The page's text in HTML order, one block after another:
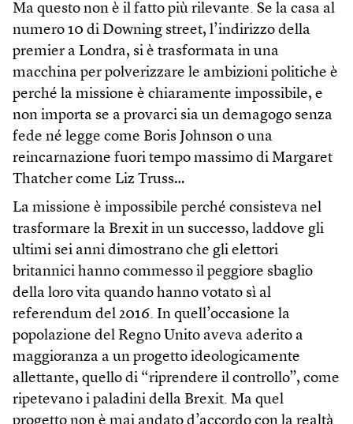
Ma questo non è il fatto più rilevante. Se la casa al
numero 10 di Downing street, l’indirizzo della
premier a Londra, si è trasformata in una
macchina per polverizzare le ambizioni politiche è
perché la missione è chiaramente impossibile, e
non importa se a provarci sia un demagogo senza
fede né legge come Boris Johnson o una
reincarnazione fuori tempo massimo di Margaret
Thatcher come Liz Truss…
La missione è impossibile perché consisteva nel
trasformare la Brexit in un successo, laddove gli
ultimi sei anni dimostrano che gli elettori
britannici hanno commesso il peggiore sbaglio
della loro vita quando hanno votato sì al
referendum del 2016. In quell’occasione la
popolazione del Regno Unito aveva aderito a
maggioranza a un progetto ideologicamente
allettante, quello di “riprendere il controllo”, come
ripetevano i paladini della Brexit. Ma quel
progetto non è mai andato d’accordo con la realtà